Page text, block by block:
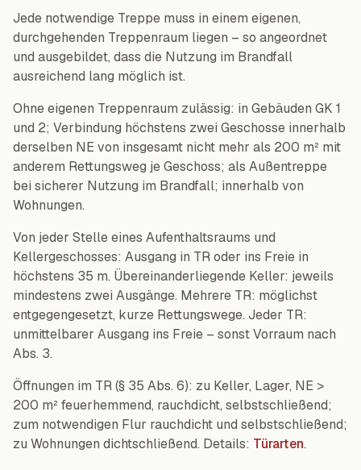
Jede notwendige Treppe muss in einem eigenen,
durchgehenden Treppenraum liegen – so angeordnet
und ausgebildet, dass die Nutzung im Brandfall
ausreichend lang möglich ist.
Ohne eigenen Treppenraum zulässig: in Gebäuden GK 1
und 2; Verbindung höchstens zwei Geschosse innerhalb
derselben NE von insgesamt nicht mehr als 200 m² mit
anderem Rettungsweg je Geschoss; als Außentreppe
bei sicherer Nutzung im Brandfall; innerhalb von
Wohnungen.
Von jeder Stelle eines Aufenthaltsraums und
Kellergeschosses: Ausgang in TR oder ins Freie in
höchstens 35 m. Übereinanderliegende Keller: jeweils
mindestens zwei Ausgänge. Mehrere TR: möglichst
entgegengesetzt, kurze Rettungswege. Jeder TR:
unmittelbarer Ausgang ins Freie – sonst Vorraum nach
Abs. 3.
Öffnungen im TR (§ 35 Abs. 6): zu Keller, Lager, NE >
200 m² feuerhemmend, rauchdicht, selbstschließend;
zum notwendigen Flur rauchdicht und selbstschließend;
zu Wohnungen dichtschließend. Details: Türarten.